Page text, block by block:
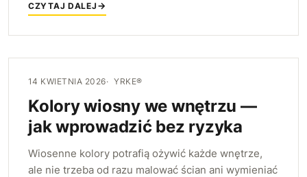
pomogą.
CZYTAJ DALEJ
14 KWIETNIA 2026 YRKE®
Kolory wiosny we wnętrzu —
jak wprowadzić bez ryzyka
Wiosenne kolory potrafią ożywić każde wnętrze,
ale nie trzeba od razu malować ścian ani wymieniać